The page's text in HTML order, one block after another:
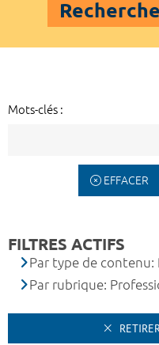
Mots-clés :
EFFACER
FILTRES ACTIFS
Par type de contenu:
Par rubrique: